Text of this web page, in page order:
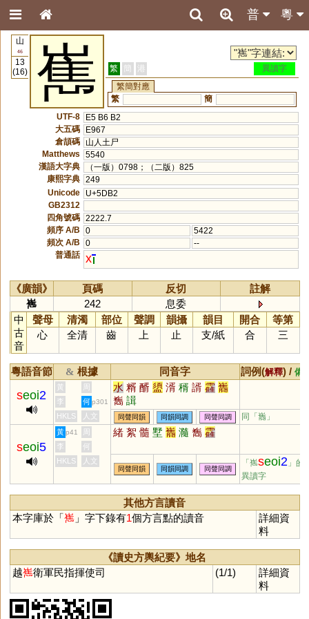
粵
普
山
46
13
(16)
嶲 繁 簡 港
異讀字
繁簡對應
繁
簡
UTF-8
E5 B6 B2
大五碼
E967
倉頡碼
山人土尸
Matthews
5540
漢語大字典
（一版）0798；（二版）825
康熙字典 249
Unicode
U+5DB2
GB2312
四角號碼 2222.7
頻序 A/B
0
5422
頻次 A/B
0
--
普通話 x
《廣韻》 頁碼 反切
註解
嶲
242
息委
中
古
音
聲母 清濁 部位 聲調 韻攝 韻目 開合
等第
心
全清 齒 上 止 支/紙 合 三
粵語音節 & 根據 同音字 詞例(解釋) / 備
seoi2
黃 周 水 糈 醑 盨 湑 稰 諝 靃 巂
雟 諿
李 何 p301
HKLS 人文 同聲同韻 同韻同調 同聲同調 同「巂 」
seoi5
黃 p41 周 緒 絮 髓 墅 巂 瀡 雟 靃
李
何
HKLS
人文
同聲同韻 同韻同調 同聲同調
「嶲seoi2 」的
異讀字
其他方言讀音
本字庫於「嶲」字下錄有1個方言點的讀音
詳細資
料
《讀史方輿紀要》地名
越嶲衛軍民指揮使司 (1/1)
詳細資
料